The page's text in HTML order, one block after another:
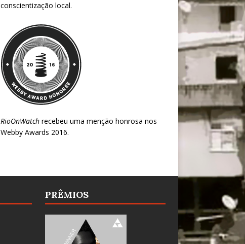
conscientização local.
RioOnWatchrecebeu uma menção honrosa nos
Webby Awards 2016.
PRÊMIOS